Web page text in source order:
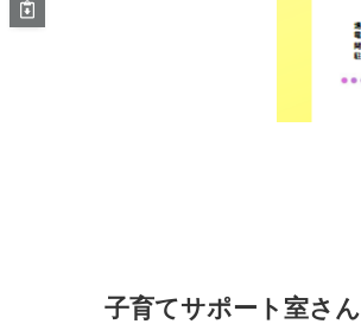
子育てサポート室さん